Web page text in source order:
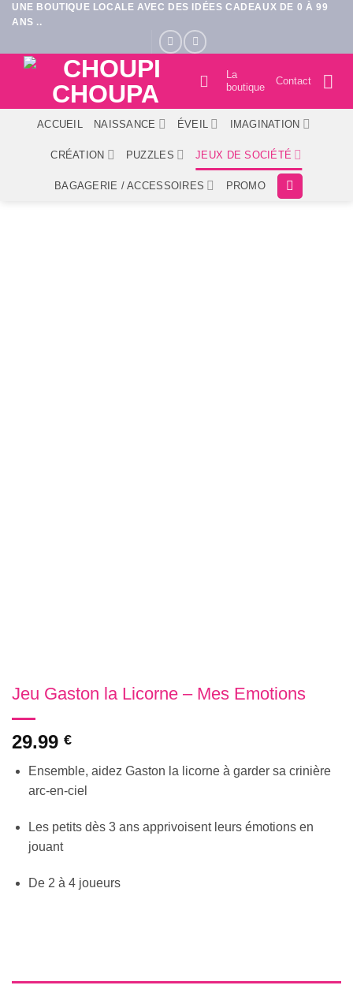
Passer
au
UNE BOUTIQUE LOCALE AVEC DES IDÉES CADEAUX DE 0 À 99
ANS ..
La
boutique
Contact
ACCUEIL NAISSANCE ÉVEIL IMAGINATION
CRÉATION PUZZLES JEUX DE SOCIÉTÉ
BAGAGERIE / ACCESSOIRES PROMO
Jeu Gaston la Licorne – Mes Emotions
29.99 €
Ensemble, aidez Gaston la licorne à garder sa crinière
arc-en-ciel
Les petits dès 3 ans apprivoisent leurs émotions en
jouant
De 2 à 4 joueurs